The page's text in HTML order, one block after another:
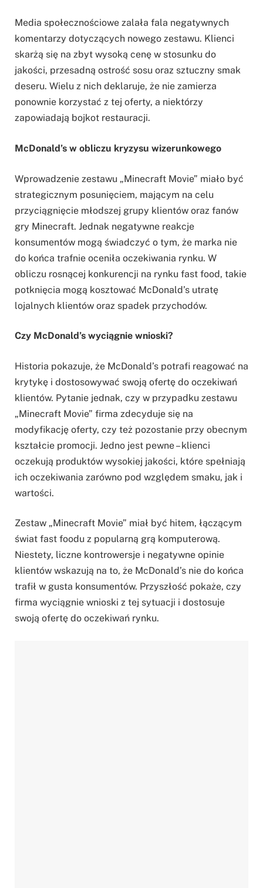
Media społecznościowe zalała fala negatywnych
komentarzy dotyczących nowego zestawu. Klienci
skarżą się na zbyt wysoką cenę w stosunku do
jakości, przesadną ostrość sosu oraz sztuczny smak
deseru. Wielu z nich deklaruje, że nie zamierza
ponownie korzystać z tej oferty, a niektórzy
zapowiadają bojkot restauracji.
McDonald’s w obliczu kryzysu wizerunkowego
Wprowadzenie zestawu „Minecraft Movie” miało być
strategicznym posunięciem, mającym na celu
przyciągnięcie młodszej grupy klientów oraz fanów
gry Minecraft. Jednak negatywne reakcje
konsumentów mogą świadczyć o tym, że marka nie
do końca trafnie oceniła oczekiwania rynku. W
obliczu rosnącej konkurencji na rynku fast food, takie
potknięcia mogą kosztować McDonald’s utratę
lojalnych klientów oraz spadek przychodów.
Czy McDonald’s wyciągnie wnioski?
Historia pokazuje, że McDonald’s potrafi reagować na
krytykę i dostosowywać swoją ofertę do oczekiwań
klientów. Pytanie jednak, czy w przypadku zestawu
„Minecraft Movie” firma zdecyduje się na
modyfikację oferty, czy też pozostanie przy obecnym
kształcie promocji. Jedno jest pewne – klienci
oczekują produktów wysokiej jakości, które spełniają
ich oczekiwania zarówno pod względem smaku, jak i
wartości.
Zestaw „Minecraft Movie” miał być hitem, łączącym
świat fast foodu z popularną grą komputerową.
Niestety, liczne kontrowersje i negatywne opinie
klientów wskazują na to, że McDonald’s nie do końca
trafił w gusta konsumentów. Przyszłość pokaże, czy
firma wyciągnie wnioski z tej sytuacji i dostosuje
swoją ofertę do oczekiwań rynku.